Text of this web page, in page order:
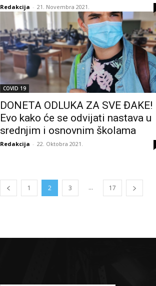
Redakcija - 21. Novembra 2021.
COVID 19
DONETA ODLUKA ZA SVE ĐAKE!
Evo kako će se odvijati nastava u
srednjim i osnovnim školama
Redakcija - 22. Oktobra 2021.
1 2 3 ... 17